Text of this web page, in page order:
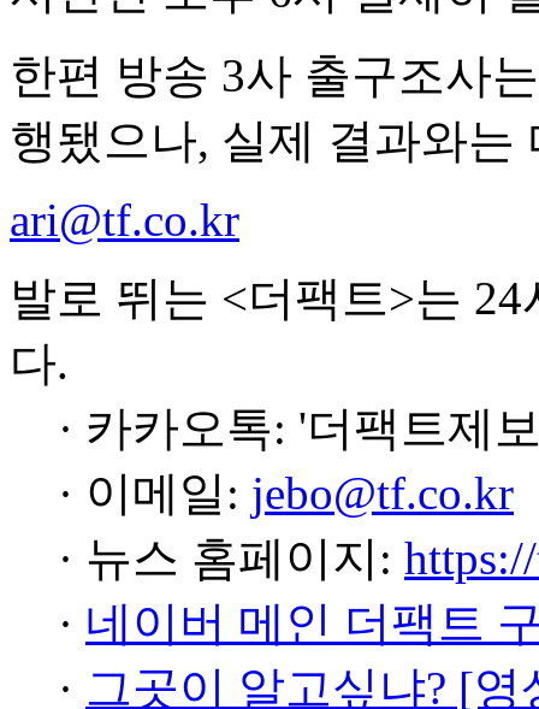
한편 방송 3사 출구조사
행됐으나, 실제 결과와는
ari@tf.co.kr
발로 뛰는 <더팩트>는
다.
· 카카오톡: '더팩트제
· 이메일: jebo@tf.co.kr
· 뉴스 홈페이지:
· 네이버 메인 더팩트
· 그곳이 알고싶냐? [